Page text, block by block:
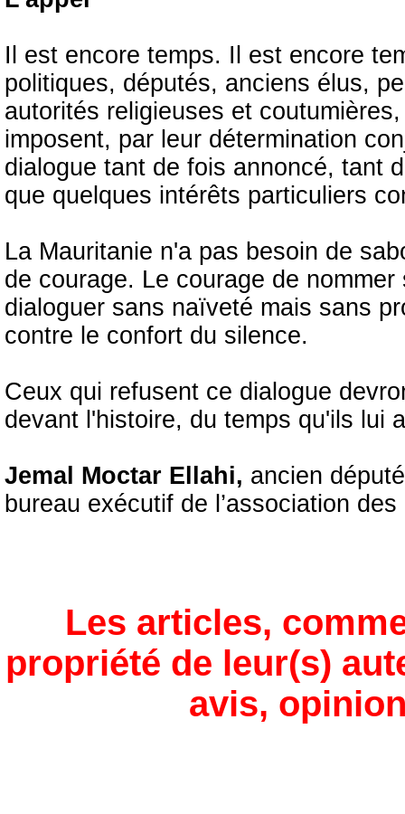
Il est encore temps. Il est encore
politiques, députés, anciens élus,
autorités religieuses et
imposent, par leur détermination
dialogue tant de fois annoncé, tant
que quelques intérêts particuliers
La Mauritanie n'a pas besoin de
de courage. Le courage de
dialoguer sans naïveté mais sans
contre le confort du silence.
Ceux qui refusent ce dialogue
devant l'histoire, du temps qu'ils lui
Jemal Moctar Ellahi, ancien
bureau exécutif de l’association
Les articles,
propriété de leur(s)
avis,